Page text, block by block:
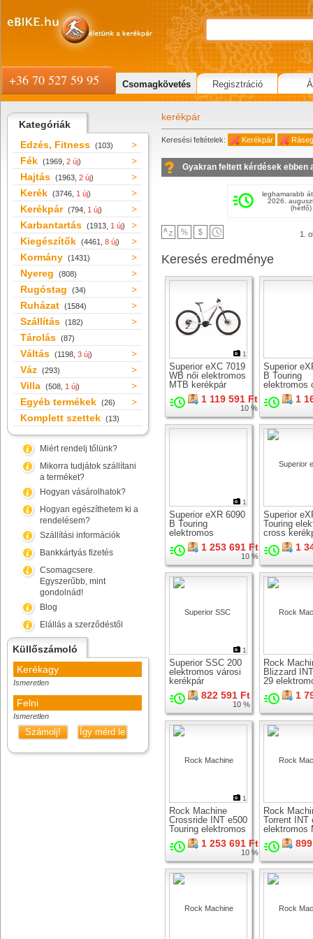
Kategóriák
Edzés, Fitness (103)
Fék (1969, 2 új)
Hajtás (1963, 2 új)
Kerék (3746, 1 új)
Kerékpár (794, 1 új)
Karbantartás (1913, 1 új)
Kiegészítők (4461, 8 új)
Kormány (1431)
Nyereg (808)
Rugóstag (34)
Ruházat (1584)
Szállítás (182)
Tárolás (87)
Váltás (1198, 3 új)
Váz (293)
Villa (508, 1 új)
Egyéb termékek (26)
Komplett szettek (13)
Miért rendelj tőlünk?
Mikorra tudjátok szállítani
a terméket?
Hogyan vásárolhatok?
Hogyan egészíthetem ki a
rendelésem?
Szállítási információk
Bankkártyás fizetés
Csomagcsere.
Egyszerűbb, mint
gondolnád!
Blog
Elállás a szerződéstől
Küllőszámoló
Kerékagy
Ismeretlen
Felni
Ismeretlen
Számolj! Így mérd le
kerékpár
Keresési feltételek: Kerékpár
Gyakran feltett kérdések ebben
leghamarabb
2026.
(hétfő)
1.
Keresés eredménye
1
Superior eXC 7019
WB női elektromos
MTB kerékpár
1 119 591 Ft
10 %
Superior
B Touring
elektromos
kerékpár1
1
Superior eXR 6090
B Touring
elektromos
trekking kerékpár
1 253 691 Ft
10 %
Superior
Touring
cross
1
1
Superior SSC 200
elektromos városi
kerékpár
822 591 Ft
10 %
Rock
Blizzard
29
MTB
1
1
Rock Machine
Crossride INT e500
Touring elektromos
cross kerékpár1 253 691 Ft
10 %
Rock
Torrent INT
elektromos
kerékpár
+36 70 527 59 95 Csomagkövetés Regisztráció